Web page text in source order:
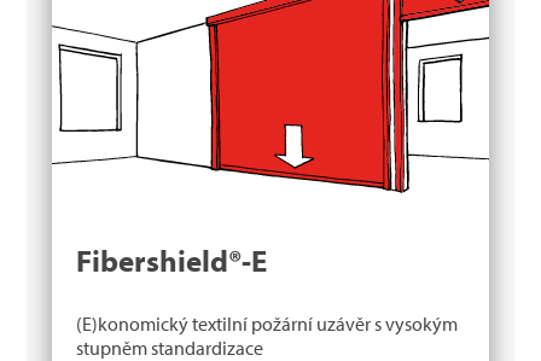
Fibershield®-E
(E)konomický textilní požární uzávěr s vysokým
stupněm standardizace